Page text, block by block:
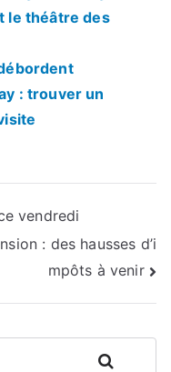
le théâtre des
: trouver un
vendredi
: des hausses d’i
mpôts à venir
Rechercher